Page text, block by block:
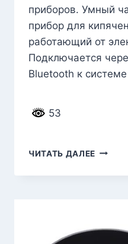
приборов. Умный
прибор для
работающий от
Подключается
Bluetooth к
53
ЧИТАТЬ ДАЛЕЕ ТОП-15
УМНЫХ